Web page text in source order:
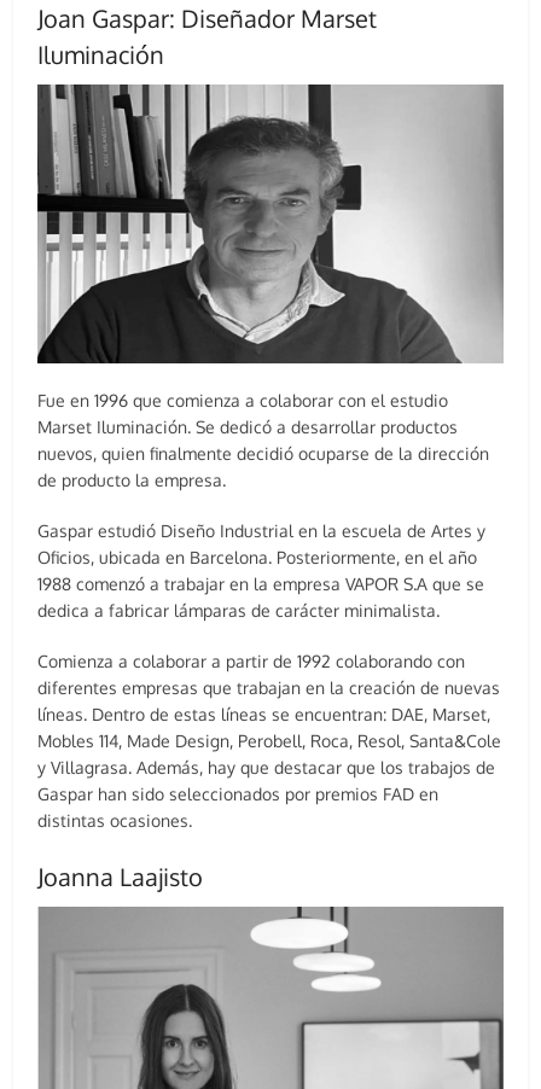
Joan Gaspar: Diseñador Marset
Iluminación
Fue en 1996 que comienza a colaborar con el estudio
Marset Iluminación. Se dedicó a desarrollar productos
nuevos, quien finalmente decidió ocuparse de la dirección
de producto la empresa.
Gaspar estudió Diseño Industrial en la escuela de Artes y
Oficios, ubicada en Barcelona. Posteriormente, en el año
1988 comenzó a trabajar en la empresa VAPOR S.A que se
dedica a fabricar lámparas de carácter minimalista.
Comienza a colaborar a partir de 1992 colaborando con
diferentes empresas que trabajan en la creación de nuevas
líneas. Dentro de estas líneas se encuentran: DAE, Marset,
Mobles 114, Made Design, Perobell, Roca, Resol, Santa&Cole
y Villagrasa. Además, hay que destacar que los trabajos de
Gaspar han sido seleccionados por premios FAD en
distintas ocasiones.
Joanna Laajisto